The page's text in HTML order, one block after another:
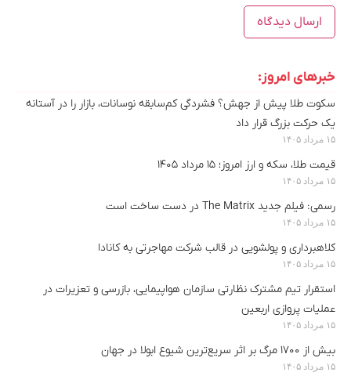
خبرهای امروز:
سکوت طلا پیش از جهش؟ فشردگی کم‌سابقه نوسانات، بازار را در آستانه
یک حرکت بزرگ قرار داد
۱۵ مرداد ۱۴۰۵
قیمت طلا، سکه و ارز امروز؛ ۱۵ مرداد ۱۴۰۵
۱۵ مرداد ۱۴۰۵
رسمی: فیلم جدید The Matrix در دست ساخت است
۱۵ مرداد ۱۴۰۵
کلاهبرداری و پولشویی در قالب شرکت مهاجرتی به کانادا
۱۵ مرداد ۱۴۰۵
استقرار تیم مشترک نظارتی سازمان هواپیمایی، بازرسی و تعزیرات در
عملیات پروازی اربعین
۱۵ مرداد ۱۴۰۵
بیش از ۱۷۰۰ مرگ بر اثر سریع‌ترین شیوع ابولا در جهان
۱۵ مرداد ۱۴۰۵